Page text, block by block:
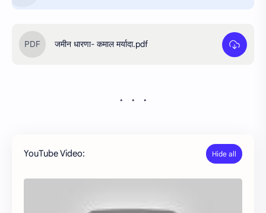
जमीन धारणा- कमाल मर्यादा.pdf
YouTube Video: